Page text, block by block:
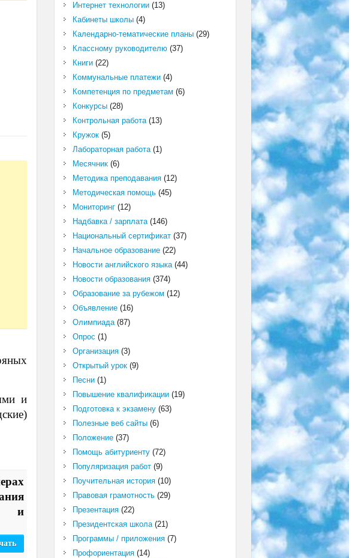
и
и
Интернет технологии(13)
Кабинеты школы(4)
Календарно-тематические планы(29)
Классному руководителю(37)
Книги(22)
Коммунальные платежи(4)
Компетенция по предметам (6)
Конкурсы(28)
Контрольная работа(13)
Кружок(5)
Лабораторная работа(1)
Месячник(6)
Методика преподавания(12)
Методическая помощь(45)
Мониторинг(12)
Надбавка / зарплата(146)
Национальный сертификат(37)
Начальное образование(22)
Новости английского языка(44)
Новости образования(374)
Образование за рубежом (12)
Объявление(16)
Олимпиада(87)
Опрос (1)
Организация(3)
Открытый урок(9)
Песни(1)
Повышение квалификации(19)
Подготовка к экзамену(63)
Полезные веб сайты(6)
Положение(37)
Помощь абитуриенту(72)
Популяризация работ(9)
Поучительная история(10)
Правовая грамотность(29)
Презентация(22)
Президентская школа(21)
Программы / приложения(7)
Профориентация(14)